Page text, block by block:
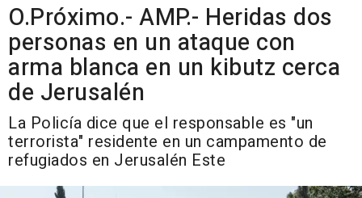
O.Próximo.- AMP.- Heridas dos
personas en un ataque con
arma blanca en un kibutz cerca
de Jerusalén
La Policía dice que el responsable es "un
terrorista" residente en un campamento de
refugiados en Jerusalén Este